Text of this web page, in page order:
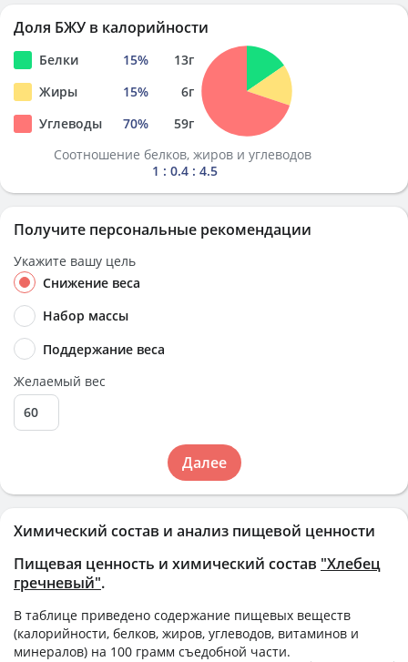
Химический состав и анализ пищевой ценности
Пищевая ценность и химический состав "Хлебец
гречневый".
В таблице приведено содержание пищевых веществ
(калорийности, белков, жиров, углеводов, витаминов и
минералов) на 100 грамм съедобной части.
Доля БЖУ в калорийности
Белки 15% 13г
Жиры
15% 6г
Углеводы
70% 59г
Соотношение белков, жиров и углеводов
1 : 0.4 : 4.5
Получите персональные рекомендации
Укажите вашу цель
Снижение веса
Набор массы
Поддержание веса
Желаемый вес
Далее